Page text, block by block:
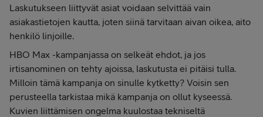
Laskutukseen liittyvät asiat voidaan selvittää vain
asiakastietojen kautta, joten siinä tarvitaan aivan oikea, aito
henkilö linjoille.
HBO Max -kampanjassa on selkeät ehdot, ja jos
irtisanominen on tehty ajoissa, laskutusta ei pitäisi tulla.
Milloin tämä kampanja on sinulle kytketty? Voisin sen
perusteella tarkistaa mikä kampanja on ollut kyseessä.
Kuvien liittämisen ongelma kuulostaa tekniseltä